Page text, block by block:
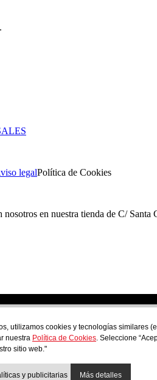
legalPolítica de Cookies
en nuestra tienda de C/ Santa
utilizamos cookies y tecnologías
nuestra Política de Cookies. Seleccione
sitio web."
y publicitarias Más detalles